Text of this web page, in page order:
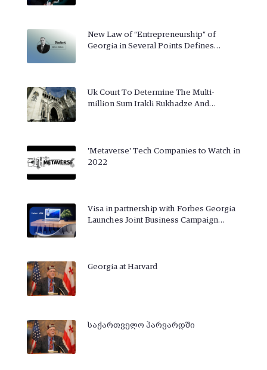
New Law of “Entrepreneurship” of
Georgia in Several Points Defines…
Uk Court To Determine The Multi-
million Sum Irakli Rukhadze And…
'Metaverse' Tech Companies to Watch in
2022
Visa in partnership with Forbes Georgia
Launches Joint Business Campaign…
Georgia at Harvard
საქართველო ჰარვარდში